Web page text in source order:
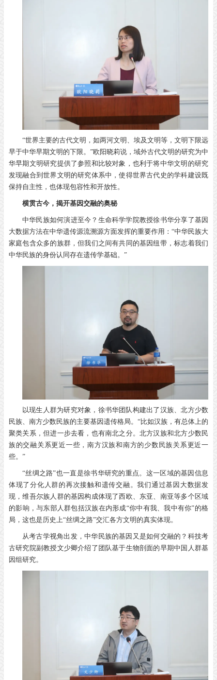
“世界主要的古代文明，如两河文明、埃及文明等，文明下限远
早于中华早期文明的下限。”欧阳晓莉说，域外古代文明的研究为中
华早期文明研究提供了参照和比较对象，也利于将中华文明的研究
发现融合到世界文明的研究体系中，使得世界古代史的学科建设既
保持自主性，也体现包容性和开放性。
横贯古今， 揭开基因交融的奥秘
中华民族如何演进至今？生命科学学院教授徐书华分享了基因
大数据方法在中华遗传源流溯源方面发挥的重要作用：“中华民族大
家庭包含众多的族群，但我们之间有共同的基因纽带，标志着我们
中华民族的身份认同存在遗传学基础。”
以现生人群为研究对象，徐书华团队构建出了汉族、北方少数
民族、南方少数民族的主要基因遗传格局。“比如汉族，有总体上的
聚类关系，但进一步去看，也有南北之分。北方汉族和北方少数民
族的交融关系更近一些，南方汉族和南方的少数民族关系更近一
些。”
“丝绸之路”也一直是徐书华研究的重点。这一区域的基因信息
体现了分化人群的再次接触和遗传交融。我们通过基因大数据发
现，维吾尔族人群的基因构成体现了西欧、东亚、南亚等多个区域
的影响，与东部人群包括汉族在内形成“你中有我、我中有你”的格
局，这也是历史上“丝绸之路”交汇各方文明的真实体现。
从考古学视角出发，中华民族的基因又是如何交融的？科技考
古研究院副教授文少卿介绍了团队基于生物剖面的早期中国人群基
因组研究。